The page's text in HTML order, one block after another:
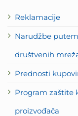
Reklamacije
Narudžbe
društvenih
Prednosti
Program zaštite
proizvođača